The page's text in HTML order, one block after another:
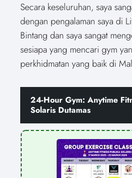
Secara keseluruhan, saya
dengan pengalaman saya di
Bintang dan saya sangat
sesiapa yang mencari gym
perkhidmatan yang baik di
24-Hour Gym: Anytime
Solaris Dutamas